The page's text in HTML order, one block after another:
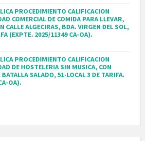
PROCEDIMIENTO CALIFICACION
COMERCIAL DE COMIDA PARA LLEVAR,
CALLE ALGECIRAS, BDA. VIRGEN DEL SOL,
(EXPTE. 2025/11349 CA-OA).
PROCEDIMIENTO CALIFICACION
DE HOSTELERIA SIN MUSICA, CON
BATALLA SALADO, 51-LOCAL 3 DE TARIFA.
OA).